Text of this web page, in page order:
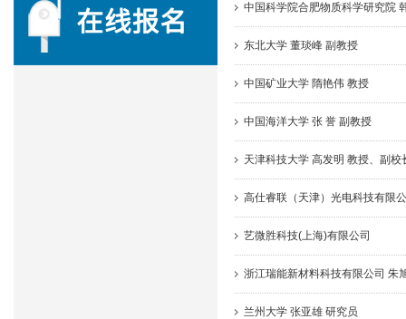
中国科学院合肥物质科学研究院
东北大学 董琰峰 副教授
中国矿业大学 隋艳伟 教授
中国海洋大学 张 誉 副教授
天津科技大学 高发明 教授、副
高仕睿联（天津）光电科技有限
艺微胜科技(上海)有限公司
浙江瑞能新材料科技有限公司 朱
兰州大学 张亚雄 研究员